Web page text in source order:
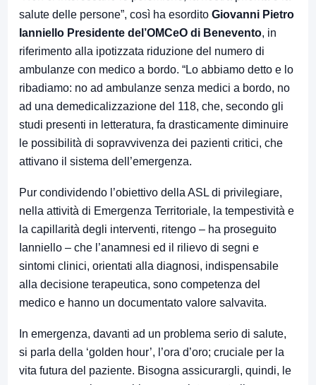
salute delle persone”, così ha esordito Giovanni Pietro
Ianniello Presidente del’OMCeO di Benevento, in
riferimento alla ipotizzata riduzione del numero di
ambulanze con medico a bordo. “Lo abbiamo detto e lo
ribadiamo: no ad ambulanze senza medici a bordo, no
ad una demedicalizzazione del 118, che, secondo gli
studi presenti in letteratura, fa drasticamente diminuire
le possibilità di sopravvivenza dei pazienti critici, che
attivano il sistema dell’emergenza.
Pur condividendo l’obiettivo della ASL di privilegiare,
nella attività di Emergenza Territoriale, la tempestività e
la capillarità degli interventi, ritengo – ha proseguito
Ianniello – che l’anamnesi ed il rilievo di segni e
sintomi clinici, orientati alla diagnosi, indispensabile
alla decisione terapeutica, sono competenza del
medico e hanno un documentato valore salvavita.
In emergenza, davanti ad un problema serio di salute,
si parla della ‘golden hour’, l’ora d’oro; cruciale per la
vita futura del paziente. Bisogna assicurargli, quindi, le